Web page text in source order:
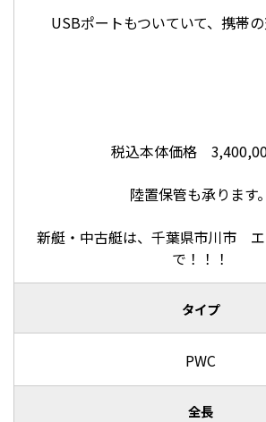
USBポートもついていて、携帯の
税込本体価格
陸置保管も承ります。
新艇・中古艇は、千葉県市川市
で！！！
タイプ
PWC
全長